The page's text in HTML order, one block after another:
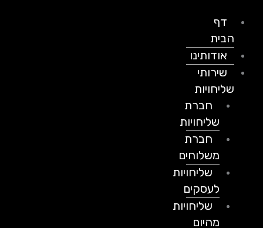
דף
הבית
אודותינו
שירותי
שליחויות
חברת
שליחויות
חברת
משלוחים
שליחויות
לעסקים
שליחויות
מהיום